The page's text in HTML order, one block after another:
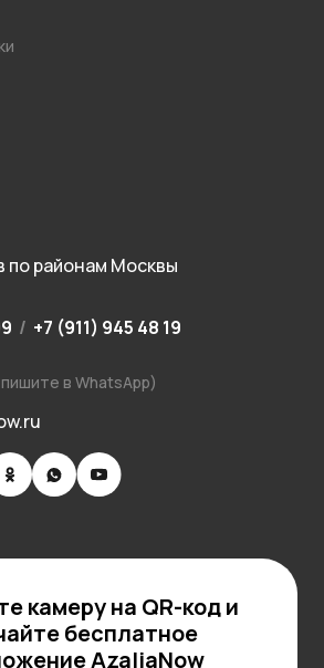
по районам Москвы
/ +7 (911) 945 48 19
в WhatsApp)
камеру на QR-код и
бесплатное
AzaliaNow